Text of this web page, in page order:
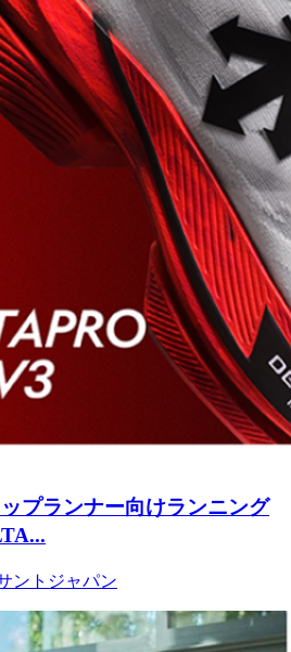
ップランナー向けランニング
ントジャパン